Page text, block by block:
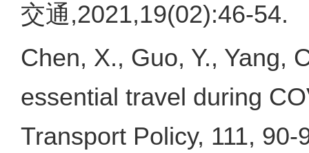
交通,2021,19(02):46-54.
Chen, X., Guo, Y., Yang,
essential travel during
Transport Policy, 111, 90-